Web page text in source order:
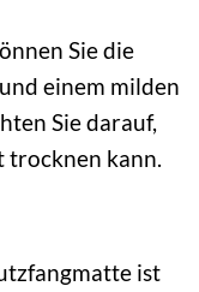
Sie die
einem milden
Sie darauf,
trocknen kann.
ist